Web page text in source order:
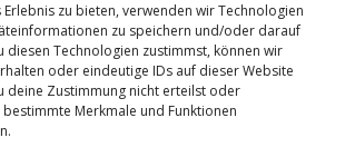
zu bieten, verwenden wir Technologien
zu speichern und/oder darauf
diesen Technologien zustimmst, können wir
oder eindeutige IDs auf dieser Website
deine Zustimmung nicht erteilst oder
Merkmale und Funktionen
lebt ruhiger, wenn man nicht alles
weiß, nicht alles glaubt, was man hört
einfach nur lächelt.